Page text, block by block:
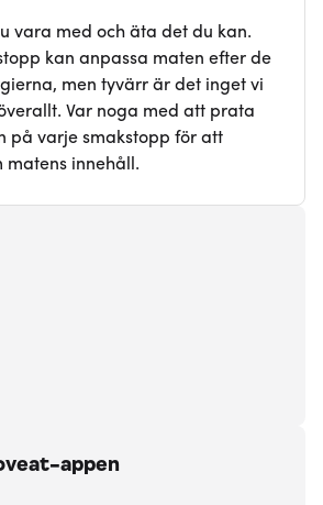
vara med och äta det du kan.
kan anpassa maten efter de
men tyvärr är det inget vi
Var noga med att prata
på varje smakstopp för att
matens innehåll.
appen